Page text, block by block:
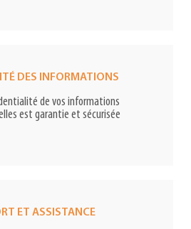
DES INFORMATIONS
de vos informations
est garantie et sécurisée
ET ASSISTANCE